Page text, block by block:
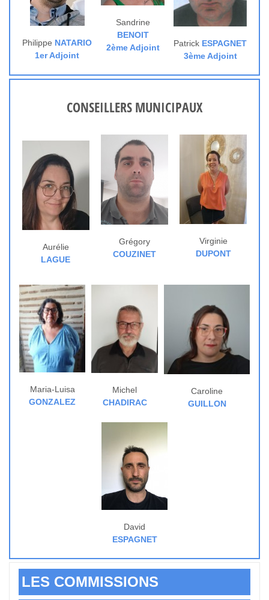
Philippe NATARIO
1er Adjoint
Sandrine
BENOIT
2ème Adjoint
Patrick ESPAGNET
3ème Adjoint
CONSEILLERS MUNICIPAUX
Aurélie
LAGUE
Grégory
COUZINET
Virginie
DUPONT
Maria-Luisa
GONZALEZ
Michel
CHADIRAC
Caroline
GUILLON
David
ESPAGNET
LES COMMISSIONS